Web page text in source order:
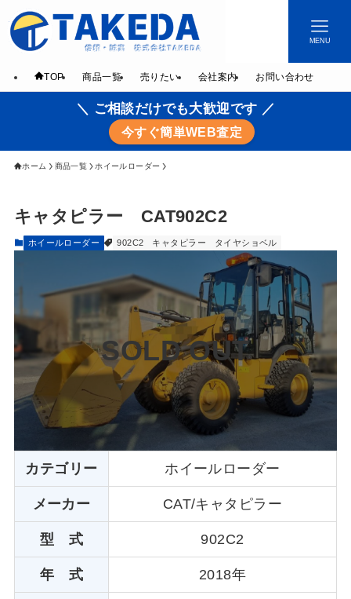
MENU
TOP 商品一覧 売りたい 会社案内 お問い合わせ
＼ ご相談だけでも大歓迎です ／
今すぐ簡単WEB査定
ホーム 商品一覧 ホイールローダー
キャタピラー CAT902C2
ホイールローダー 902C2 キャタピラー タイヤショベル
SOLD OUT
カテゴリー ホイールローダー
メーカー CAT/キャタピラー
型 式 902C2
年 式 2018年